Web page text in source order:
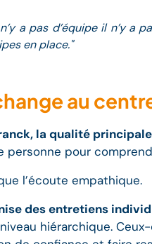
n’y a pas d’équipe il n’y
en place."
au
la qualité
personne pour
l’écoute empathique.
des entretiens
hiérarchique.